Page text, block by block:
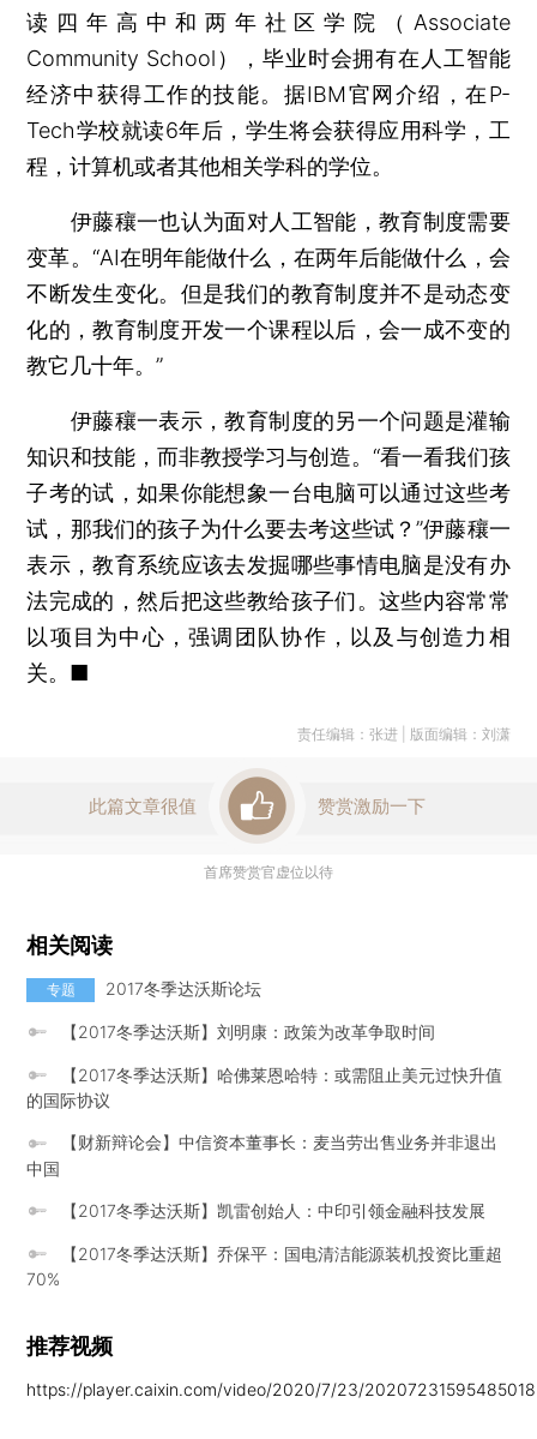
读四年高中和两年社区学院（Associate
Community School），毕业时会拥有在人工智能
经济中获得工作的技能。据IBM官网介绍，在P-
Tech学校就读6年后，学生将会获得应用科学，工
程，计算机或者其他相关学科的学位。
伊藤穰一也认为面对人工智能，教育制度需要
变革。“AI在明年能做什么，在两年后能做什么，会
不断发生变化。但是我们的教育制度并不是动态变
化的，教育制度开发一个课程以后，会一成不变的
教它几十年。”
伊藤穰一表示，教育制度的另一个问题是灌输
知识和技能，而非教授学习与创造。“看一看我们孩
子考的试，如果你能想象一台电脑可以通过这些考
试，那我们的孩子为什么要去考这些试？”伊藤穰一
表示，教育系统应该去发掘哪些事情电脑是没有办
法完成的，然后把这些教给孩子们。这些内容常常
以项目为中心，强调团队协作，以及与创造力相
关。■
责任编辑：张进 | 版面编辑：刘潇
此篇文章很值 赞赏激励一下
首席赞赏官虚位以待
相关阅读
专题 2017冬季达沃斯论坛
【2017冬季达沃斯】刘明康：政策为改革争取时间
【2017冬季达沃斯】哈佛莱恩哈特：或需阻止美元过快升值
的国际协议
【财新辩论会】中信资本董事长：麦当劳出售业务并非退出
中国
【2017冬季达沃斯】凯雷创始人：中印引领金融科技发展
【2017冬季达沃斯】乔保平：国电清洁能源装机投资比重超
70%
推荐视频
https://player.caixin.com/video/2020/7/23/